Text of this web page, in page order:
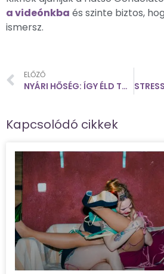
a videónkba és szinte biztos,
ismersz.
ELŐZŐ
NYÁRI HŐSÉG: ÍGY ÉLD TÚL LÉGKONDI NÉLKÜL
Kapcsolódó cikkek